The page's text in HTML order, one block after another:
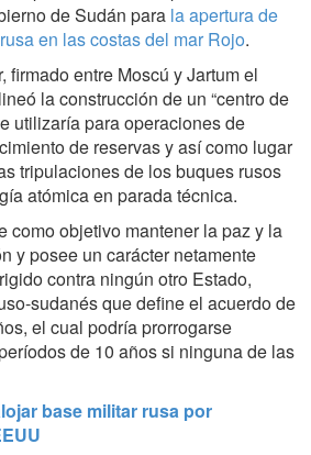
de Sudán para la apertura de
en las costas del mar Rojo.
firmado entre Moscú y Jartum el
la construcción de un “centro de
utilizaría para operaciones de
de reservas y así como lugar
tripulaciones de los buques rusos
atómica en parada técnica.
como objetivo mantener la paz y la
y posee un carácter netamente
contra ningún otro Estado,
sudanés que define el acuerdo de
el cual podría prorrogarse
de 10 años si ninguna de las
base militar rusa por